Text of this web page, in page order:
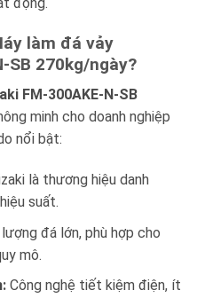
làm đá vảy
SB 270kg/ngày?
FM-300AKE-N-SB
minh cho doanh nghiệp
nổi bật:
là thương hiệu danh
suất.
đá lớn, phù hợp cho
mô.
Công nghệ tiết kiệm điện, ít